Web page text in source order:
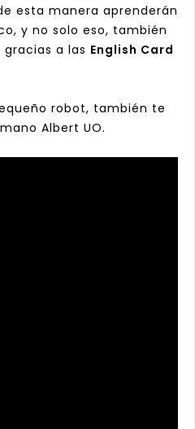
esta manera aprenderán
y no solo eso, también
a las English Card
robot, también te
Albert UO.